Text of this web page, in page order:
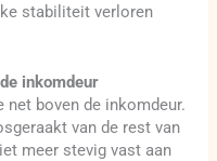
stabiliteit verloren
inkomdeur
net boven de inkomdeur.
van de rest van
meer stevig vast aan